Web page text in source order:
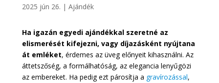
2025 jún 26. | Ajándék
Ha igazán egyedi ajándékkal szeretné az
elismerését kifejezni, vagy díjazásként nyújtana
át emléket, érdemes az üveg előnyeit kihasználni. Az
áttetszőség, a formálhatóság, az elegancia lenyűgözi
az embereket. Ha pedig ezt párosítja a gravírozással,